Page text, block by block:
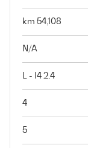
54,108 km
N/A
2.4 L - I4
4
5